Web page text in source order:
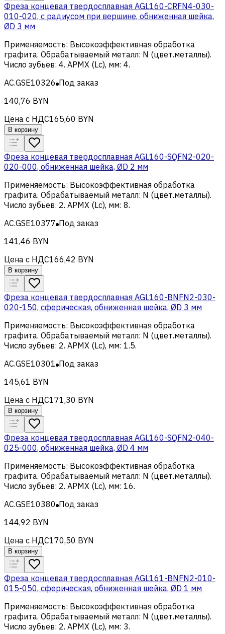
Фреза концевая твердосплавная AGL160-CRFN4-030-
010-020, с радиусом при вершине, обниженная шейка,
ØD 3 мм
Применяемость: Высокоэффективная обработка
графита. Обрабатываемый металл: N (цвет.металлы).
Число зубьев: 4. APMX (Lc), мм: 4.
AC.GSE10326 Под заказ
140,76 BYN
Цена с НДС165,60 BYN
В корзину
Фреза концевая твердосплавная AGL160-SQFN2-020-
020-000, обниженная шейка, ØD 2 мм
Применяемость: Высокоэффективная обработка
графита. Обрабатываемый металл: N (цвет.металлы).
Число зубьев: 2. APMX (Lc), мм: 8.
AC.GSE10377 Под заказ
141,46 BYN
Цена с НДС166,42 BYN
В корзину
Фреза концевая твердосплавная AGL160-BNFN2-030-
020-150, сферическая, обниженная шейка, ØD 3 мм
Применяемость: Высокоэффективная обработка
графита. Обрабатываемый металл: N (цвет.металлы).
Число зубьев: 2. APMX (Lc), мм: 1.5.
AC.GSE10301 Под заказ
145,61 BYN
Цена с НДС171,30 BYN
В корзину
Фреза концевая твердосплавная AGL160-SQFN2-040-
025-000, обниженная шейка, ØD 4 мм
Применяемость: Высокоэффективная обработка
графита. Обрабатываемый металл: N (цвет.металлы).
Число зубьев: 2. APMX (Lc), мм: 16.
AC.GSE10380 Под заказ
144,92 BYN
Цена с НДС170,50 BYN
В корзину
Фреза концевая твердосплавная AGL161-BNFN2-010-
015-050, сферическая, обниженная шейка, ØD 1 мм
Применяемость: Высокоэффективная обработка
графита. Обрабатываемый металл: N (цвет.металлы).
Число зубьев: 2. APMX (Lc), мм: 3.